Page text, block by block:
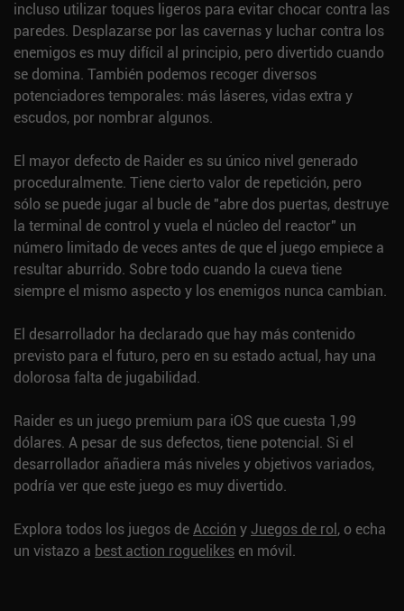
incluso utilizar toques ligeros para evitar chocar contra las
paredes. Desplazarse por las cavernas y luchar contra los
enemigos es muy difícil al principio, pero divertido cuando
se domina. También podemos recoger diversos
potenciadores temporales: más láseres, vidas extra y
escudos, por nombrar algunos.
El mayor defecto de Raider es su único nivel generado
proceduralmente. Tiene cierto valor de repetición, pero
sólo se puede jugar al bucle de "abre dos puertas, destruye
la terminal de control y vuela el núcleo del reactor" un
número limitado de veces antes de que el juego empiece a
resultar aburrido. Sobre todo cuando la cueva tiene
siempre el mismo aspecto y los enemigos nunca cambian.
El desarrollador ha declarado que hay más contenido
previsto para el futuro, pero en su estado actual, hay una
dolorosa falta de jugabilidad.
Raider es un juego premium para iOS que cuesta 1,99
dólares. A pesar de sus defectos, tiene potencial. Si el
desarrollador añadiera más niveles y objetivos variados,
podría ver que este juego es muy divertido.
Explora todos los juegos deAcción y Juegos de rol, o echa
un vistazo a best action roguelikes en móvil.